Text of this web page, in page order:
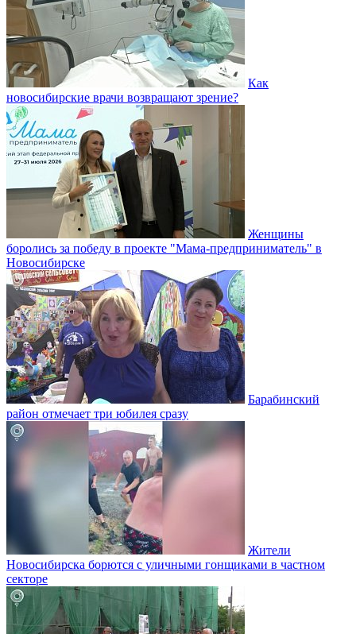
Как
новосибирские врачи возвращают зрение?
Женщины
боролись за победу в проекте "Мама-предприниматель" в
Новосибирске
Барабинский
район отмечает три юбилея сразу
Жители
Новосибирска борются с уличными гонщиками в частном
секторе